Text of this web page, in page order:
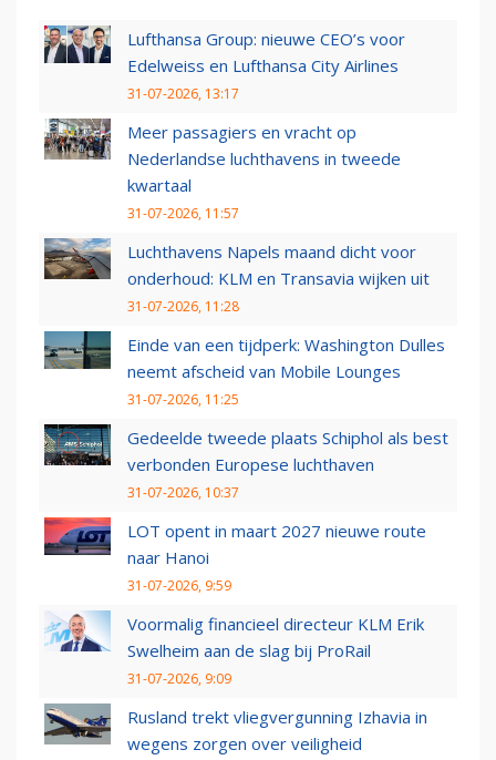
Lufthansa Group: nieuwe CEO’s voor
Edelweiss en Lufthansa City Airlines
31-07-2026, 13:17
Meer passagiers en vracht op
Nederlandse luchthavens in tweede
kwartaal
31-07-2026, 11:57
Luchthavens Napels maand dicht voor
onderhoud: KLM en Transavia wijken uit
31-07-2026, 11:28
Einde van een tijdperk: Washington Dulles
neemt afscheid van Mobile Lounges
31-07-2026, 11:25
Gedeelde tweede plaats Schiphol als best
verbonden Europese luchthaven
31-07-2026, 10:37
LOT opent in maart 2027 nieuwe route
naar Hanoi
31-07-2026, 9:59
Voormalig financieel directeur KLM Erik
Swelheim aan de slag bij ProRail
31-07-2026, 9:09
Rusland trekt vliegvergunning Izhavia in
wegens zorgen over veiligheid